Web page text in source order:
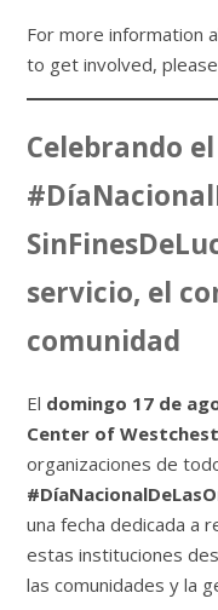
For more information
to get involved,
Celebrando el
servicio, el
comunidad
El domingo 17 de
Center of
organizaciones de
una fecha dedicada a
estas instituciones
las comunidades y la